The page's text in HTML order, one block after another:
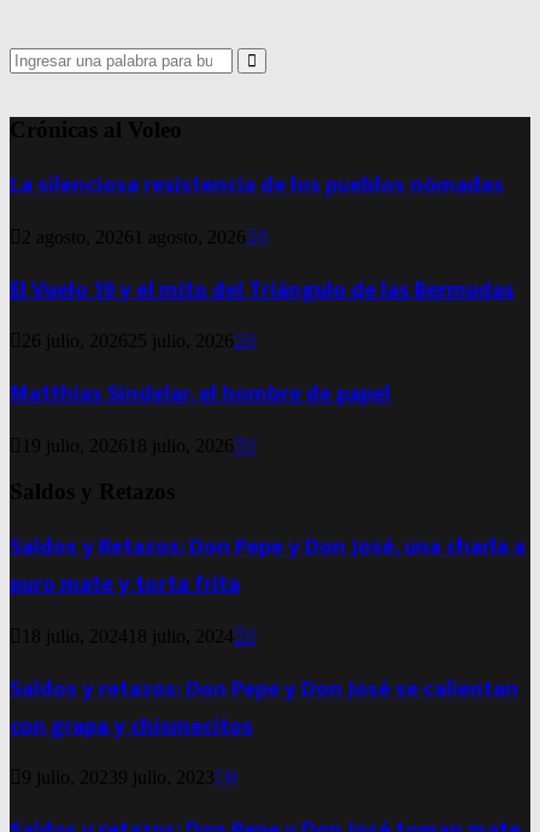
Search
for:
Search
Crónicas al Voleo
La silenciosa resistencia de los pueblos nómadas
2 agosto, 2026 1 agosto, 2026 0
El Vuelo 19 y el mito del Triángulo de las Bermudas
26 julio, 2026 25 julio, 2026 0
Matthias Sindelar, el hombre de papel
19 julio, 2026 18 julio, 2026 0
Saldos y Retazos
Saldos y Retazos: Don Pepe y Don José, una charla a
puro mate y torta frita
18 julio, 2024 18 julio, 2024 0
Saldos y retazos: Don Pepe y Don José se calientan
con grapa y chismecitos
9 julio, 20239 julio, 2023 0